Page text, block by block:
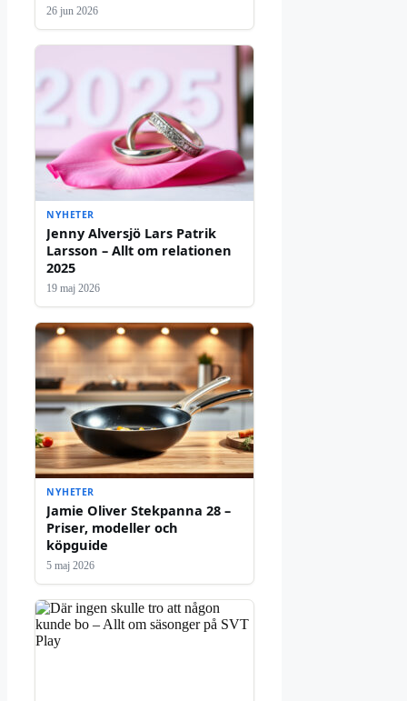
26 jun 2026
NYHETER
Jenny Alversjö Lars Patrik
Larsson – Allt om relationen
2025
19 maj 2026
NYHETER
Jamie Oliver Stekpanna 28 –
Priser, modeller och
köpguide
5 maj 2026